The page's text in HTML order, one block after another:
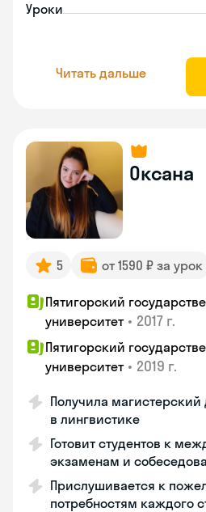
Уроки
Читать дальше
Оксана
5 от 1590 ₽ за урок
Пятигорский
университет • 2017 г.
Пятигорский
университет • 2019 г.
Получила
в лингвистике
Готовит студентов к
экзаменам и
Прислушивается к
потребностям каждого